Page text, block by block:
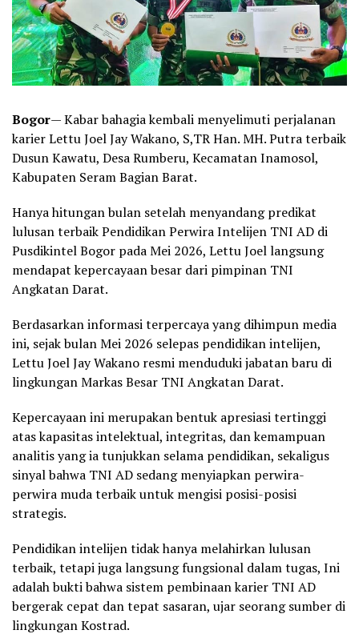
Bogor— Kabar bahagia kembali menyelimuti perjalanan
karier Lettu Joel Jay Wakano, S,TR Han. MH. Putra terbaik
Dusun Kawatu, Desa Rumberu, Kecamatan Inamosol,
Kabupaten Seram Bagian Barat.
Hanya hitungan bulan setelah menyandang predikat
lulusan terbaik Pendidikan Perwira Intelijen TNI AD di
Pusdikintel Bogor pada Mei 2026, Lettu Joel langsung
mendapat kepercayaan besar dari pimpinan TNI
Angkatan Darat.
Berdasarkan informasi terpercaya yang dihimpun media
ini, sejak bulan Mei 2026 selepas pendidikan intelijen,
Lettu Joel Jay Wakano resmi menduduki jabatan baru di
lingkungan Markas Besar TNI Angkatan Darat.
Kepercayaan ini merupakan bentuk apresiasi tertinggi
atas kapasitas intelektual, integritas, dan kemampuan
analitis yang ia tunjukkan selama pendidikan, sekaligus
sinyal bahwa TNI AD sedang menyiapkan perwira-
perwira muda terbaik untuk mengisi posisi-posisi
strategis.
Pendidikan intelijen tidak hanya melahirkan lulusan
terbaik, tetapi juga langsung fungsional dalam tugas, Ini
adalah bukti bahwa sistem pembinaan karier TNI AD
bergerak cepat dan tepat sasaran, ujar seorang sumber di
lingkungan Kostrad.